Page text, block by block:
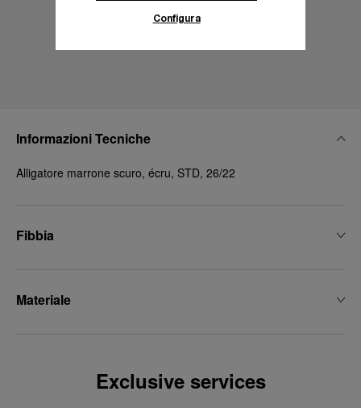
Informazioni Tecniche
Alligatore marrone scuro, écru, STD, 26/22
Fibbia
Materiale
Exclusive services
Configura